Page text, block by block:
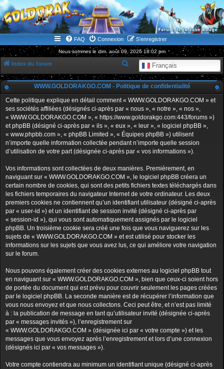
WWW.GOLDORAKGO.COM
le site de la Lune Rouge
FAQ Connexion S’enregistrer
Nous sommes le dim. août 09, 2026 18:02 pm
Index du forum Français
e
c
h
e
c
r
WWW.GOLDORAKGO.COM - Politique de confidentialité
Cette politique explique en détail comment « WWW.GOLDORAKGO.COM » et
ses sociétés affiliées (désignés ci-après par « nous », « notre », « nos »,
« WWW.GOLDORAKGO.COM », « https://www.goldorakgo.com:443/forums »)
et phpBB (désigné ci-après par « ils », « eux », « leur », « logiciel phpBB »,
« www.phpbb.com », « phpBB Limited », « Équipes phpBB ») utilisent
n’importe quelle information collectée pendant n’importe quelle session
d’utilisation de votre part (désignée ci-après par « vos informations »).
Vos informations sont collectées de deux manières. Premièrement, en
naviguant sur « WWW.GOLDORAKGO.COM », le logiciel phpBB créera un
certain nombre de cookies, qui sont des petits fichiers textes téléchargés dans
les fichiers temporaires du navigateur Internet de votre ordinateur. Les deux
premiers cookies ne contiennent qu’un identifiant utilisateur (désigné ci-après
par « user-id ») et un identifiant de session invité (désigné ci-après par
« session-id »), qui vous sont automatiquement assignés par le logiciel
phpBB. Un troisième cookie sera créé une fois que vous naviguerez sur les
sujets de « WWW.GOLDORAKGO.COM » et est utilisé pour stocker les
informations sur les sujets que vous avez lus, ce qui améliore votre navigation
sur le forum.
Nous pouvons également créer des cookies externes au logiciel phpBB tout
en naviguant sur « WWW.GOLDORAKGO.COM », bien que ceux-ci soient hors
de portée du document qui est prévu pour couvrir seulement les pages créées
par le logiciel phpBB. La seconde manière est de récupérer l’information que
vous nous envoyez et que nous collectons. Ceci peut être, et n’est pas limité
à : la publication de message en tant qu’utilisateur invité (désignée ci-après
par « messages invités »), l’enregistrement sur
« WWW.GOLDORAKGO.COM » (désignée ici par « votre compte ») et les
messages que vous envoyez après l’enregistrement et lors d’une connexion
(désignés ici par « vos messages »).
Votre compte contiendra au minimum un identifiant unique (désigné ci-après